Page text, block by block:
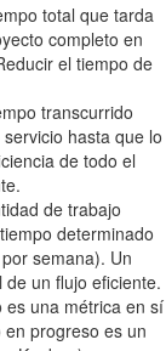
total que tarda
completo en
el tiempo de
transcurrido
hasta que lo
de todo el
de trabajo
determinado
semana). Un
un flujo eficiente.
es una métrica en sí
progreso es un